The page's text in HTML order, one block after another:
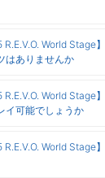
World Stage】
はありませんか
World Stage】
イ可能でしょうか
World Stage】